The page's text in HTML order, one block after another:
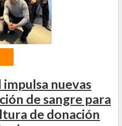
nuevas
de sangre para
de donación